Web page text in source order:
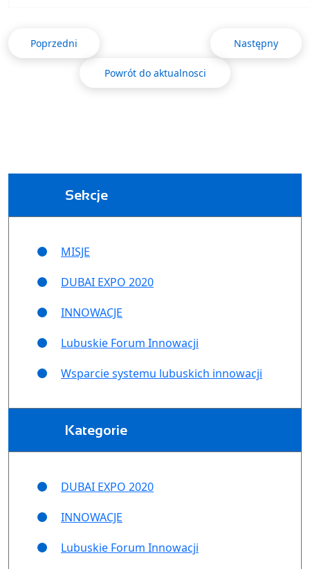
Poprzedni Następny
Powrót do aktualnosci
Sekcje
MISJE
DUBAI EXPO 2020
INNOWACJE
Lubuskie Forum Innowacji
Wsparcie systemu lubuskich innowacji
Kategorie
DUBAI EXPO 2020
INNOWACJE
Lubuskie Forum Innowacji